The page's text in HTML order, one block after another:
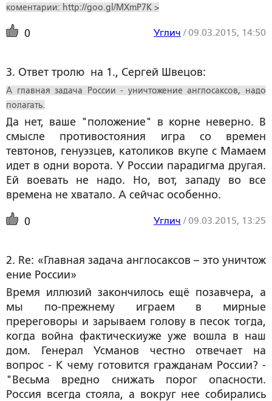
коментарии: http://goo.gl/MXmP7K >
0 Углич /09.03.2015, 14:50
3. Ответ тролю  на 1., Сергей Швецов:
А главная задача России - уничтожение англосаксов, надо
полагать.
Да нет, ваше "положение" в корне неверно. В
смысле противостояния игра со времен
тевтонов, генуэзцев, католиков вкупе с Мамаем
идет в одни ворота. У России парадигма другая.
Ей воевать не надо. Но, вот, западу во все
времена не хватало. А сейчас особенно.
0 Углич /09.03.2015, 13:25
2. Re: «Главная задача англосаксов – это уничтож
ение России»
Время иллюзий закончилось ещё позавчера, а
мы по-прежнему играем в мирные
пререговоры и зарываем голову в песок тогда,
когда война фактическиуже уже вошла в наш
дом. Генерал Усманов честно отвечает на
вопрос - К чему готовится гражданам России? -
"Весьма вредно снижать порог опасности.
Россия всегда стояла, а вокруг нее собирались